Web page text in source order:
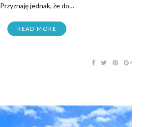
Przyznaję jednak, że do…
READ MORE